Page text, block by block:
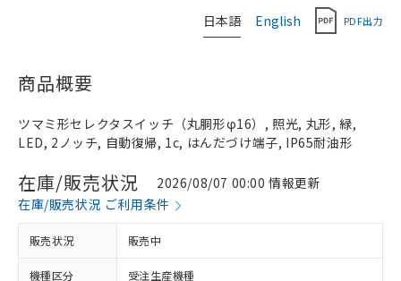
日本語 English PDF出力
商品概要
ツマミ形セレクタスイッチ（丸胴形φ16）, 照光, 丸形, 緑,
LED, 2ノッチ, 自動復帰, 1c, はんだづけ端子, IP65耐油形
在庫/販売状況
2026/08/07 00:00 情報更新
在庫/販売状況 ご利用条件
販売状況 販売中
機種区分 受注生産機種